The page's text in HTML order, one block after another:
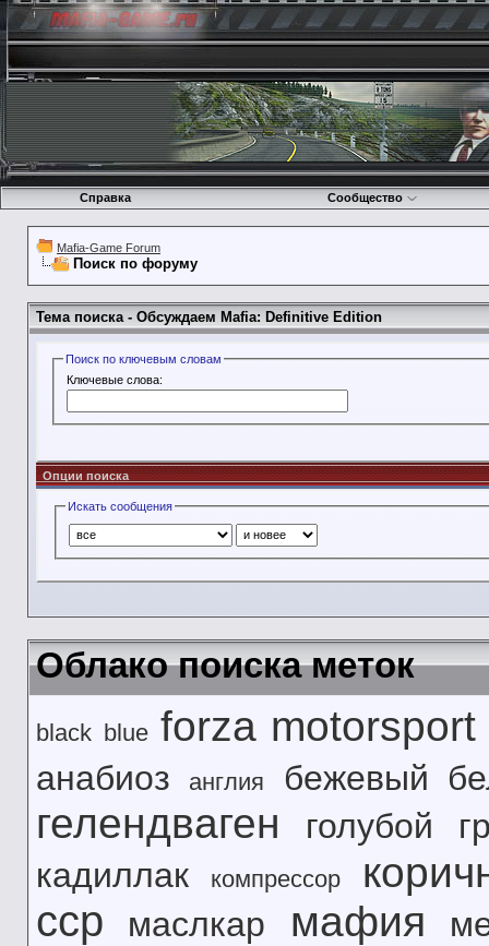
Справка Сообщество
Mafia-Game Forum
Поиск по форуму
Тема поиска - Обсуждаем Mafia: Definitive Edition
Поиск по ключевым словам
Ключевые слова:
Опции поиска
Искать сообщения
Облако поиска меток
black blue forza motorsport
анабиоз англия бежевый
гелендваген голубой
кадиллак
компрессор
сср маслкар мафия